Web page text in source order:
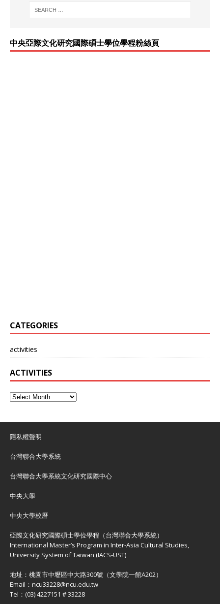
中央亞際文化研究國際碩士學位學程粉絲頁
CATEGORIES
activities
ACTIVITIES
隱私權聲明
台灣聯合大學系統
台灣聯合大學系統文化研究國際中心
中央大學
中央大學校曆
亞際文化研究國際碩士學位學程（台灣聯合大學系統）
International Master’s Program in Inter-Asia Cultural Studies,
University System of Taiwan (IACS-UST)
地址： 桃園市中壢區中大路300號（文學院一館A202）
Email： ncu33228@ncu.edu.tw
Tel： (03) 4227151 # 33228